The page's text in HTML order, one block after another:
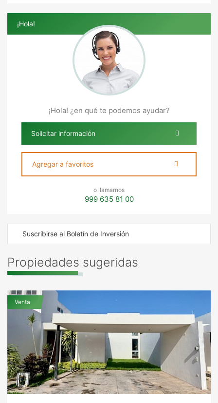
¡Hola!
¡Hola! ¿en qué te podemos ayudar?
Solicitar información
Agregar a favoritos
o llamarnos
999 635 81 00
Suscribirse al Boletín de Inversión
Propiedades sugeridas
Venta